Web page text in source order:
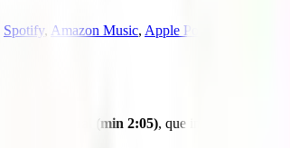
Spotify, Amazon Music, Apple Podcast Youtube
timo de manual (min 2:05), que involucra a un